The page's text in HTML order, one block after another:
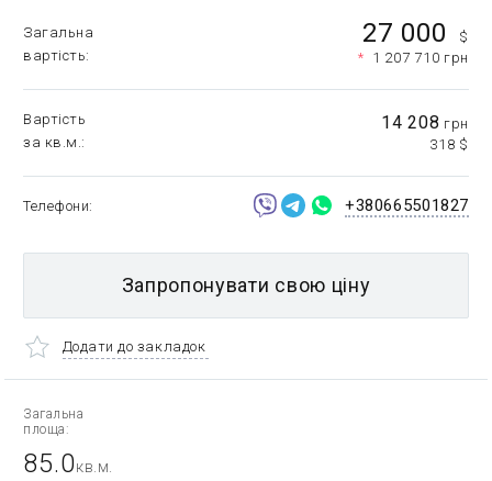
Загальна
вартість
27 000
$
* 1 207 710 грн
Вартість
за кв.м.
14 208 грн
318 $
Телефони +380665501827
Запропонувати свою ціну
Додати до закладок
Загальна
площа:
85.0кв.м.